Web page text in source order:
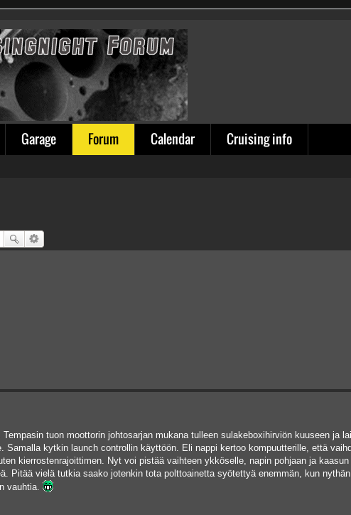
Garage Forum Calendar Cruising info
tuon moottorin johtosarjan mukana tulleen sulakeboxihirviön kuuseen ja
kytkin launch controllin käyttöön. Eli nappi kertoo kompuutterille, että
kierrostenrajoittimen. Nyt voi pistää vaihteen ykköselle, napin pohjaan ja kaasun
Pitää vielä tutkia saako jotenkin tota polttoainetta syötettyä enemmän, kun
vauhtia.